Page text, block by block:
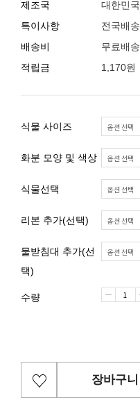
제조국
대한민국
특이사항
전국배송
배송비
무료배송
적립금
1,170원
식물 사이즈
화분 모양 및 색상
식물선택
리본 추가(선택)
물받침대 추가(선
택)
수량
장바구니